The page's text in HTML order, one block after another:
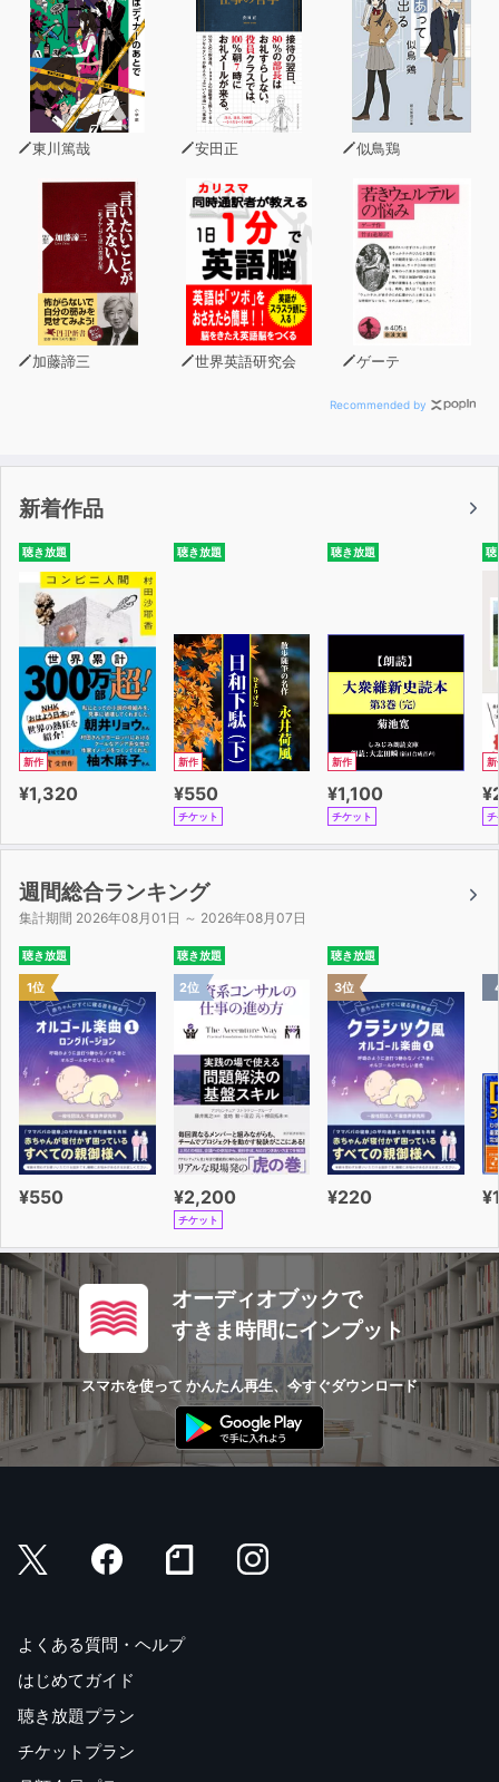
東川篤哉 安田正 似鳥鶏
加藤諦三 世界英語研究会 ゲーテ
Recommended by
新着作品
聴き放題
新作
¥1,320
聴き放題
新作
¥550
チケット
聴き放題
新作
¥1,100
チケット
聴
新
チ
週間総合ランキング
集計期間 2026年08月01日 ～ 2026年08月07日
聴き放題
1位
¥550
聴き放題
2位
¥2,200
チケット
聴き放題
3位
¥220
オーディオブックで
すきま時間にインプット
スマホを使って かんたん再生、今すぐダウンロード
よくある質問・ヘルプ
はじめてガイド
聴き放題プラン
チケットプラン